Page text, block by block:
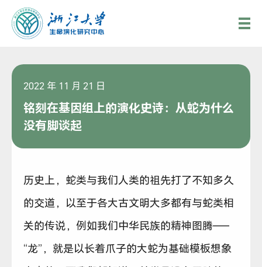
2022 年 11 月 21 日
铭刻在基因组上的演化史诗：从蛇为什么
没有脚谈起
历史上，蛇类与我们人类的祖先打了不知多久
的交道，以至于各大古文明大多都有与蛇类相
关的传说，例如我们中华民族的精神图腾——
“龙”，就是以长着爪子的大蛇为基础模板想象